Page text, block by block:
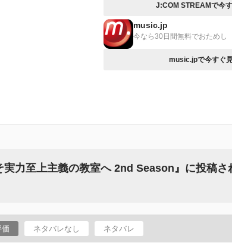
J:COM STREAMで今
music.jp
今なら30日間無料でおためし
music.jpで今すぐ
実力至上主義の教室へ 2nd Season』に投稿
ネタバレなし ネタバレ